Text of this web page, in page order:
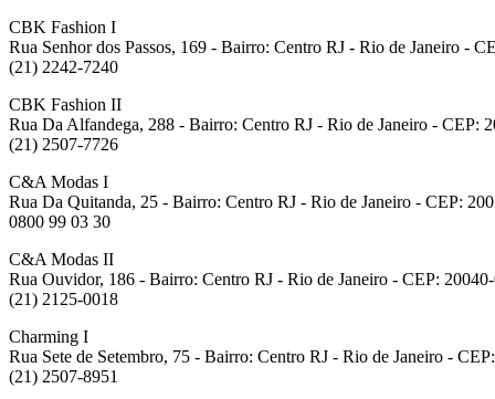
CBK Fashion I
Rua Senhor dos Passos, 169 - Bairro: Centro RJ - Rio de Janeiro -
(21) 2242-7240
CBK Fashion II
Rua Da Alfandega, 288 - Bairro: Centro RJ - Rio de Janeiro - CEP:
(21) 2507-7726
C&A Modas I
Rua Da Quitanda, 25 - Bairro: Centro RJ - Rio de Janeiro - CEP:
0800 99 03 30
C&A Modas II
Rua Ouvidor, 186 - Bairro: Centro RJ - Rio de Janeiro - CEP:
(21) 2125-0018
Charming I
Rua Sete de Setembro, 75 - Bairro: Centro RJ - Rio de Janeiro -
(21) 2507-8951